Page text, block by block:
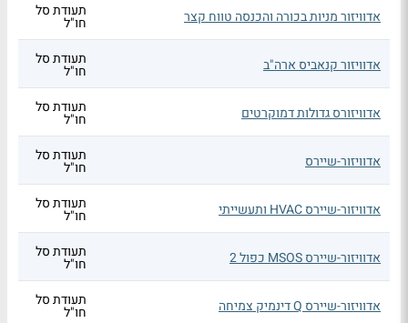
אדוויזור מניות בכורה והכנסה טווח קצר תעודת סל
חו"ל
אדוויזור קנאביס ארה"ב תעודת סל
חו"ל
אדוויזורס גדולות דמוקרטים תעודת סל
חו"ל
אדוויזור-שיירס תעודת סל
חו"ל
אדוויזור-שיירס HVAC ותעשייתי תעודת סל
חו"ל
אדוויזור-שיירס MSOS כפול 2 תעודת סל
חו"ל
אדוויזור-שיירס Q דינמיק צמיחה תעודת סל
חו"ל